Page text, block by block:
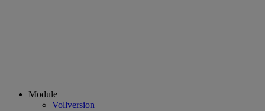
Module
Vollversion